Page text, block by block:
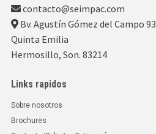
contacto@seimpac.com
Bv. Agustín Gómez del Campo 93
Quinta Emilia
Hermosillo, Son. 83214
Links rapidos
Sobre nosotros
Brochures